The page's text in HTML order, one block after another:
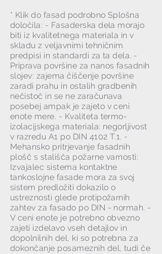
* Klik do fasad podrobno Splošna
določila: - Fasaderska dela morajo
biti iz kvalitetnega materiala in v
skladu z veljavnimi tehničnim
predpisi in standardi za ta dela. -
Priprava površine za nanos fasadnih
slojev: zajema čiščenje površine
zaradi prahu in ostalih gradbenih
nečistoč in se ne zaračunava
posebej ampak je zajeto v ceni
enote mere. - Kvaliteta termo-
izolacijskega materiala: negorljivost
v razredu A1 po DIN 4102 T.1. -
Mehansko pritrjevanje fasadnih
plošč s stališča požarne varnosti:
Izvajalec sistema kontaktne
tankoslojne fasade mora za svoj
sistem predložiti dokazilo o
ustreznosti glede protipožarnih
zahtev za fasado po DIN - normah. -
V ceni enote je potrebno obvezno
zajeti izdelavo vseh detajlov in
dopolnilnih del, ki so potrebna za
dokončanje posameznih del, tudi če